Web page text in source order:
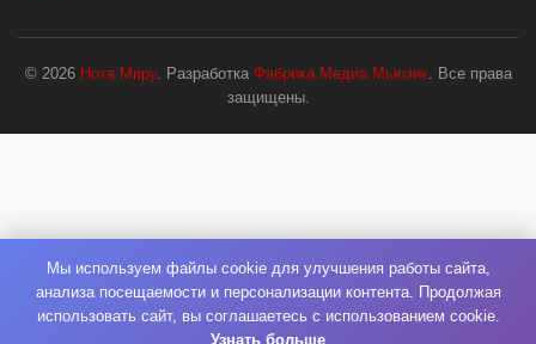
© 2026 Нота Миру. Разработка Фабрика Медиа Мьюзик. Все права
защищены.
Мы используем файлы cookie для улучшения работы сайта,
анализа посещаемости и персонализации контента. Продолжая
использовать сайт, вы соглашаетесь с использованием cookie.
Узнать больше